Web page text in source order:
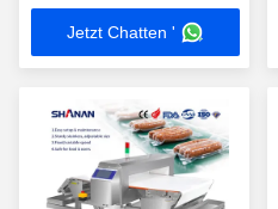
Jetzt Chatten '